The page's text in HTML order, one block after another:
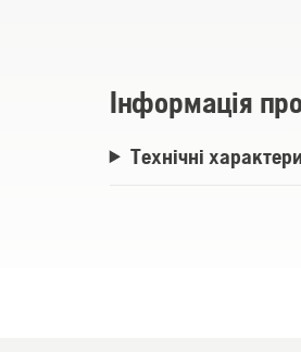
Інформація
Технічні